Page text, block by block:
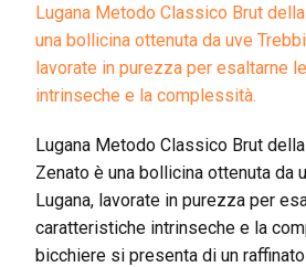
Lugana Metodo Classico Brut
una bollicina ottenuta da uve
lavorate in purezza per esaltarne
intrinseche e la complessità.
Lugana Metodo Classico Brut
Zenato è una bollicina ottenuta da
Lugana, lavorate in purezza per
caratteristiche intrinseche e la
bicchiere si presenta di un